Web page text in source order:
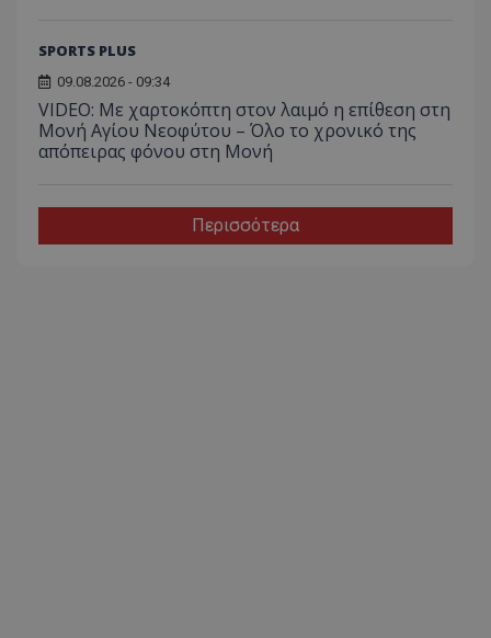
SPORTS PLUS
09.08.2026 - 09:34
VIDEO: Με χαρτοκόπτη στον λαιμό η επίθεση στη
Μονή Αγίου Νεοφύτου – Όλο το χρονικό της
απόπειρας φόνου στη Μονή
Περισσότερα